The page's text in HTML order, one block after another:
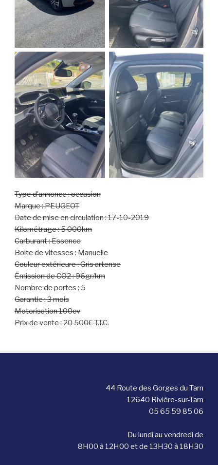
Type d’annonce : occasion
Marque : PEUGEOT
Date de mise en circulation : 17-10-2019
Kilométrage : 5 000km
Carburant : Essence
Boite de vitesses : Manuelle
Couleur extérieure : Gris artense
Émission de CO2 : 96gr/km
Nombre de portes : 5
Garantie : 3 mois
Motorisation 100cv
Prix de vente : 20 500€ T.T.C.
44 Route des Gorges du Tarn
12640 Rivière-sur-Tarn
05 65 59 85 06
Du lundi au vendredi de
8H00 à 12H00 et de 13H30 à 18H30